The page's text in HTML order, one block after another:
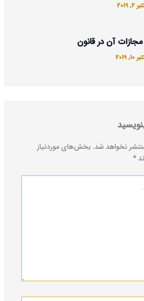
2, 2019
آن در قانون
10, 2019
نخواهد شد. بخش‌های موردنیاز
*